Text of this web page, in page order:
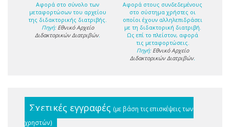
Αφορά στο σύνολο των
μεταφορτώσων του αρχείου
της διδακτορικής διατριβής.
Πηγή: Εθνικό Αρχείο
Διδακτορικών Διατριβών.
Αφορά στους συνδεδεμένους
στο σύστημα χρήστες οι
οποίοι έχουν αλληλεπιδράσει
με τη διδακτορική διατριβή.
Ως επί το πλείστον, αφορά
τις μεταφορτώσεις.
Πηγή: Εθνικό Αρχείο
Διδακτορικών Διατριβών.
Σχετικές εγγραφές (με βάση τις επισκέψεις των
χρηστών)